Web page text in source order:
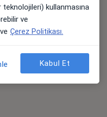
teknolojileri) kullanmasına
ve
ve Çerez Politikası.
Kabul Et